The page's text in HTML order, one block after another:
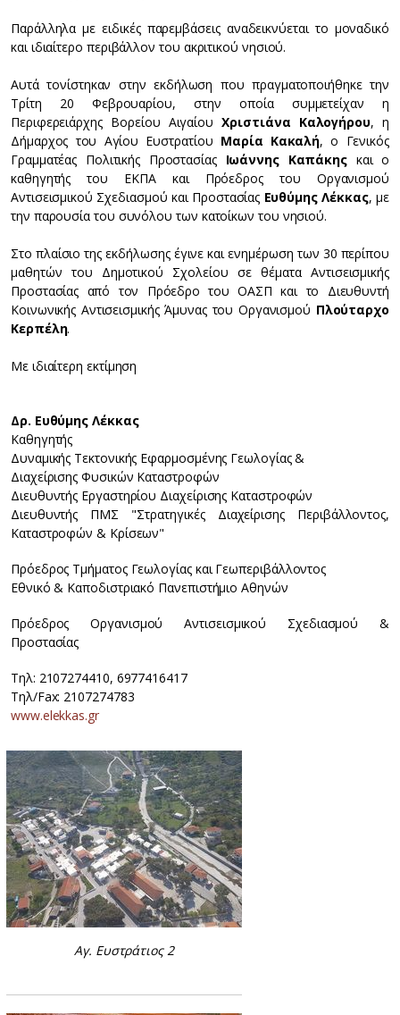
Παράλληλα με ειδικές παρεμβάσεις αναδεικνύεται το μοναδικό
και ιδιαίτερο περιβάλλον του ακριτικού νησιού.
Αυτά τονίστηκαν στην εκδήλωση που πραγματοποιήθηκε την
Τρίτη 20 Φεβρουαρίου, στην οποία συμμετείχαν η
Περιφερειάρχης Βορείου ΑιγαίουΧριστιάνα Καλογήρου, η
Δήμαρχος του Αγίου Ευστρατίου Μαρία Κακαλή, ο Γενικός
Γραμματέας Πολιτικής Προστασίας Ιωάννης Καπάκης και ο
καθηγητής του ΕΚΠΑ και Πρόεδρος του Οργανισμού
Αντισεισμικού Σχεδιασμού και Προστασίας Ευθύμης Λέκκας, με
την παρουσία του συνόλου των κατοίκων του νησιού.
Στο πλαίσιο της εκδήλωσης έγινε και ενημέρωση των 30 περίπου
μαθητών του Δημοτικού Σχολείου σε θέματα Αντισεισμικής
Προστασίας από τον Πρόεδρο του ΟΑΣΠ και το Διευθυντή
Κοινωνικής Αντισεισμικής Άμυνας του Οργανισμού Πλούταρχο
Κερπέλη.
Με ιδιαίτερη εκτίμηση
Δρ. Ευθύμης Λέκκας
Καθηγητής
Δυναμικής Τεκτονικής Εφαρμοσμένης Γεωλογίας &
Διαχείρισης Φυσικών Καταστροφών
Διευθυντής Εργαστηρίου Διαχείρισης Καταστροφών
Διευθυντής ΠΜΣ "Στρατηγικές Διαχείρισης Περιβάλλοντος,
Καταστροφών & Κρίσεων"
Πρόεδρος Τμήματος Γεωλογίας και Γεωπεριβάλλοντος
Εθνικό & Καποδιστριακό Πανεπιστήμιο Αθηνών
Πρόεδρος Οργανισμού Αντισεισμικού Σχεδιασμού &
Προστασίας
Τηλ: 2107274410, 6977416417
Τηλ/Fax: 2107274783
www.elekkas.gr
Αγ. Ευστράτιος 2